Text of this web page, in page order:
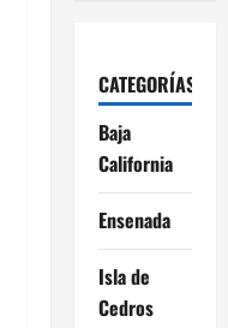
CATEGORÍAS
Baja
California
Ensenada
Isla de
Cedros